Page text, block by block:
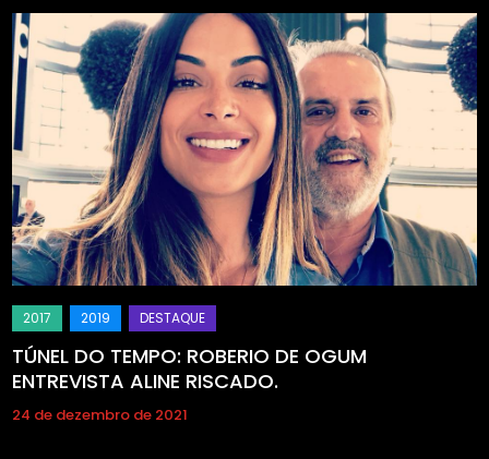
TÚNEL DO TEMPO: ROBERIO DE OGUM
ENTREVISTA ALINE RISCADO.
24 de dezembro de 2021